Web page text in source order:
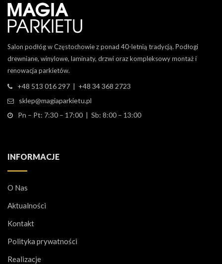
Salon podłóg w Częstochowie z ponad 40-letnią tradycją. Podłogi
drewniane, winylowe, laminaty, drzwi oraz kompleksowy montaż i
renowacja parkietów.
+48 513 016 297 | +48 34 368 2723
sklep@magiaparkietu.pl
Pn – Pt: 7:30 – 17:00 | Sb: 8:00 – 13:00
INFORMACJE
O Nas
Aktualności
Kontakt
Polityka prywatności
Realizacje